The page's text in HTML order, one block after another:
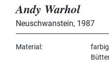
Andy Warhol
Neuschwanstein, 1987
Material